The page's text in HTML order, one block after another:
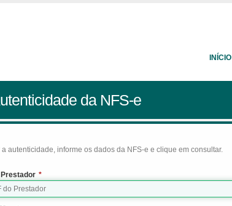
INÍCIO
da NFS-e
a autenticidade, informe os dados da NFS-e e clique em consultar.
Prestador *